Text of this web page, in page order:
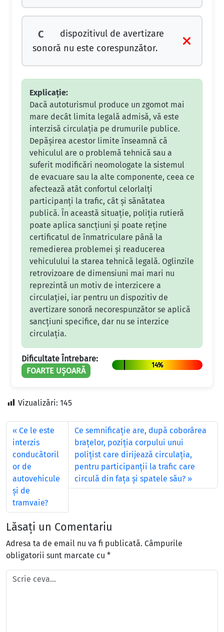
C
dispozitivul de avertizare
sonoră nu este corespunzător.
Explicație:
Dacă autoturismul produce un zgomot mai
mare decât limita legală admisă, vă este
interzisă circulația pe drumurile publice.
Depășirea acestor limite înseamnă că
vehiculul are o problemă tehnică sau a
suferit modificări neomologate la sistemul
de evacuare sau la alte componente, ceea ce
afectează atât confortul celorlalți
participanți la trafic, cât și sănătatea
publică. În această situație, poliția rutieră
poate aplica sancțiuni și poate reține
certificatul de înmatriculare până la
remedierea problemei și readucerea
vehiculului la starea tehnică legală. Oglinzile
retrovizoare de dimensiuni mai mari nu
reprezintă un motiv de interzicere a
circulației, iar pentru un dispozitiv de
avertizare sonoră necorespunzător se aplică
sancțiuni specifice, dar nu se interzice
circulația.
Dificultate Întrebare:
FOARTE UȘOARĂ
14%
Vizualizări: 145
Ce le este
interzis
conducătoril
or de
autovehicule
şi de
tramvaie?
Ce semnificaţie are, după coborârea
braţelor, poziţia corpului unui
poliţist care dirijează circulaţia,
pentru participanţii la trafic care
circulă din faţa şi spatele său?
Lăsați un Comentariu
Adresa ta de email nu va fi publicată. Câmpurile
obligatorii sunt marcate cu *